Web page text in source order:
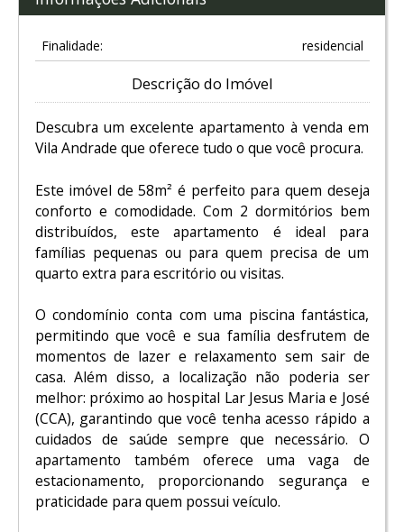
Finalidade: residencial
Descrição do Imóvel
Descubra um excelente apartamento à venda em
Vila Andrade que oferece tudo o que você procura.
Este imóvel de 58m² é perfeito para quem deseja
conforto e comodidade. Com 2 dormitórios bem
distribuídos, este apartamento é ideal para
famílias pequenas ou para quem precisa de um
quarto extra para escritório ou visitas.
O condomínio conta com uma piscina fantástica,
permitindo que você e sua família desfrutem de
momentos de lazer e relaxamento sem sair de
casa. Além disso, a localização não poderia ser
melhor: próximo ao hospital Lar Jesus Maria e José
(CCA), garantindo que você tenha acesso rápido a
cuidados de saúde sempre que necessário. O
apartamento também oferece uma vaga de
estacionamento, proporcionando segurança e
praticidade para quem possui veículo.